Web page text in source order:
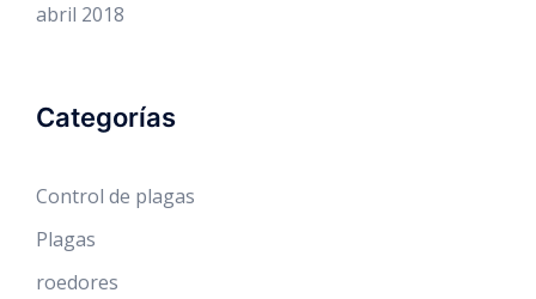
abril 2018
Categorías
Control de plagas
Plagas
roedores